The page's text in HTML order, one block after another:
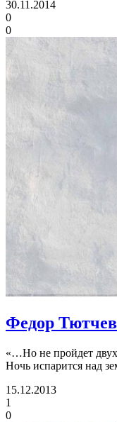
30.11.2014
0
0
Федор
«…Но не пройдет
Ночь испарится над
15.12.2013
1
0